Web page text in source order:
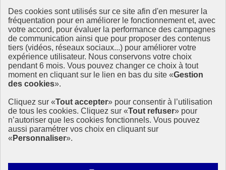
Des cookies sont utilisés sur ce site afin d'en mesurer la
fréquentation pour en améliorer le fonctionnement et, avec
votre accord, pour évaluer la performance des campagnes
de communication ainsi que pour proposer des contenus
tiers (vidéos, réseaux sociaux...) pour améliorer votre
expérience utilisateur. Nous conservons votre choix
pendant 6 mois. Vous pouvez changer ce choix à tout
moment en cliquant sur le lien en bas du site «Gestion
des cookies».
Cliquez sur «Tout accepter» pour consentir à l’utilisation
de tous les cookies. Cliquez sur «Tout refuser» pour
n’autoriser que les cookies fonctionnels. Vous pouvez
aussi paramétrer vos choix en cliquant sur
« Personnaliser».
Ressources
La Méth’ODD
Gouvernement
Ce site propose l’information de référence concernant l’Agenda
2030 et la feuille de route de la France. Il valorise la mobilisation de
tous les acteurs.
info.gouv.fr- ouvre une nouvelle fenêtre
service-public.fr - ouvre une nouvelle fenêtre
legifrance.gouv.fr- ouvre une nouvelle fenêtre
data.gouv.fr- ouvre une nouvelle fenêtre
Plan du site
Mentions légales